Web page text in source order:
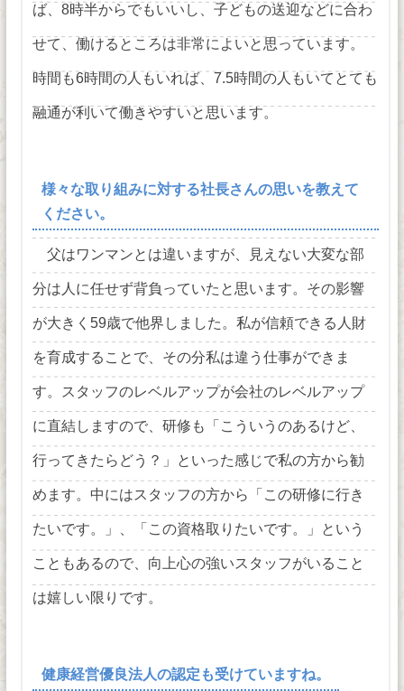
ば、8時半からでもいいし、子どもの送迎などに合わ
せて、働けるところは非常によいと思っています。
時間も6時間の人もいれば、7.5時間の人もいてとても
融通が利いて働きやすいと思います。
様々な取り組みに対する社長さんの思いを教えて
ください。
父はワンマンとは違いますが、見えない大変な部
分は人に任せず背負っていたと思います。その影響
が大きく59歳で他界しました。私が信頼できる人財
を育成することで、その分私は違う仕事ができま
す。スタッフのレベルアップが会社のレベルアップ
に直結しますので、研修も「こういうのあるけど、
行ってきたらどう？」といった感じで私の方から勧
めます。中にはスタッフの方から「この研修に行き
たいです。」、「この資格取りたいです。」という
こともあるので、向上心の強いスタッフがいること
は嬉しい限りです。
健康経営優良法人の認定も受けていますね。